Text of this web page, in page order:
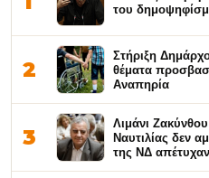
του
2
Στήριξη
θέματα
Αναπηρία
3
Λιμάνι
Ναυτιλίας δεν
της ΝΔ